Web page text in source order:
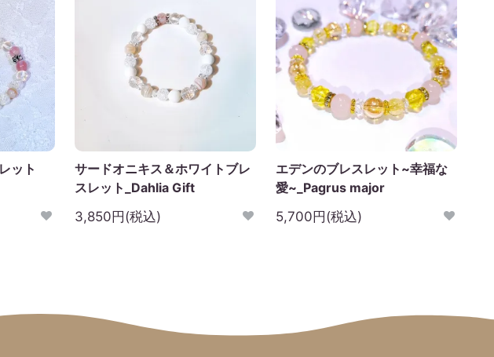
ット
サードオニキス＆ホワイトブレ
スレット_Dahlia Gift
3,850円(税込)
エデンのブレスレット~幸福な
愛~_Pagrus major
5,700円(税込)